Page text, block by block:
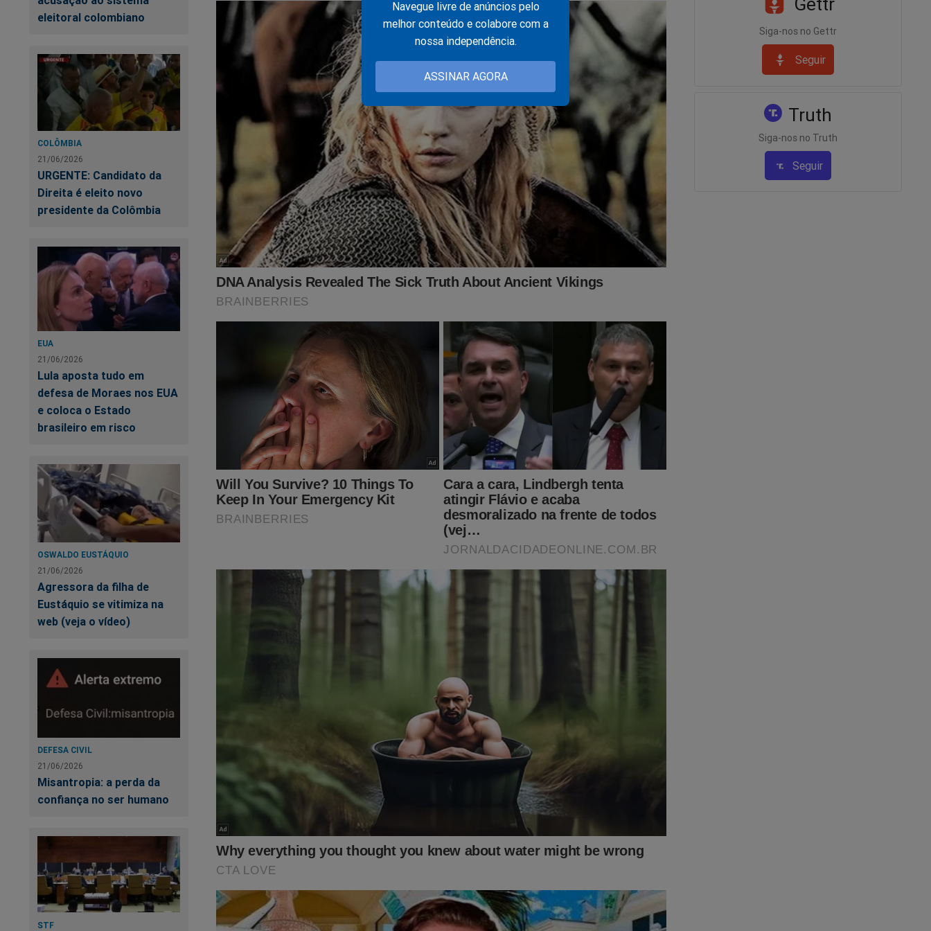
Navegue livre de anúncios pelo
melhor conteúdo e colabore com a
nossa independência.
ASSINAR AGORA
eleitoral colombiano
COLÔMBIA
21/06/2026
URGENTE: Candidato da
Direita é eleito novo
presidente da Colômbia
EUA
21/06/2026
Lula aposta tudo em
defesa de Moraes nos EUA
e coloca o Estado
brasileiro em risco
OSWALDO EUSTÁQUIO
21/06/2026
Agressora da filha de
Eustáquio se vitimiza na
web (veja o vídeo)
DEFESA CIVIL
21/06/2026
Misantropia: a perda da
confiança no ser humano
STF
Siga-nos no Gettr
Seguir
Truth
Siga-nos no Truth
Seguir